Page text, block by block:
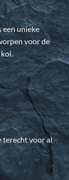
unieke
voor de
terecht voor al